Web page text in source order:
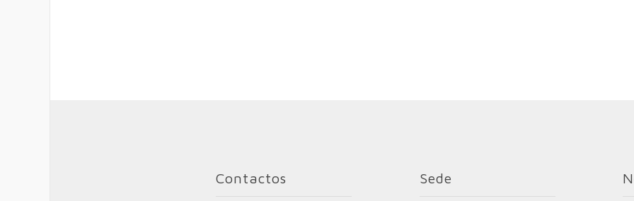
Contactos Sede